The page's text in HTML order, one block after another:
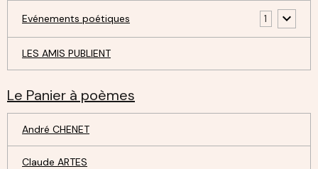
Evénements poétiques 1
LES AMIS PUBLIENT
Le Panier à poèmes
André CHENET
Claude ARTES